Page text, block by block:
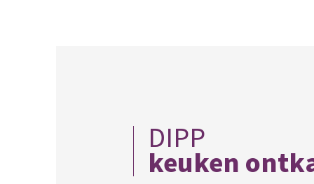
DIPP
keuken